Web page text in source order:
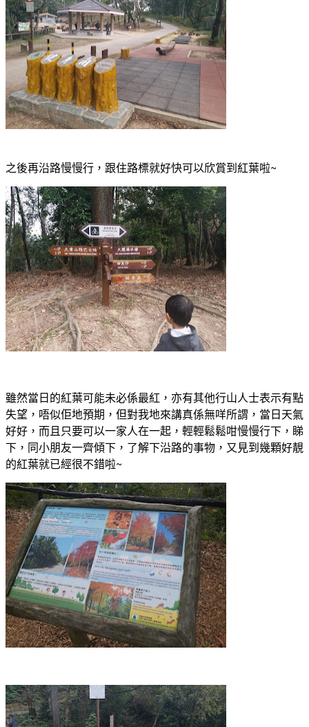
之後再沿路慢慢行，跟住路標就好快可以欣賞到紅葉啦~
雖然當日的紅葉可能未必係最紅，亦有其他行山人士表示有點
失望，唔似佢地預期，但對我地來講真係無咩所謂，當日天氣
好好，而且只要可以一家人在一起，輕輕鬆鬆咁慢慢行下，睇
下，同小朋友一齊傾下，了解下沿路的事物，又見到幾顆好靚
的紅葉就已經很不錯啦~